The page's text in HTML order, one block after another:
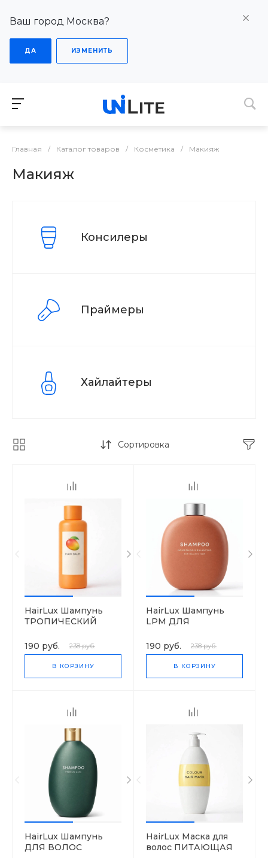
Ваш город Москва?
ДА ИЗМЕНИТЬ
Главная / Каталог товаров / Косметика / Макияж
Макияж
Консилеры
Праймеры
Хайлайтеры
Сортировка
HairLux Шампунь
ТРОПИЧЕСКИЙ
190 руб.
238 руб.
В КОРЗИНУ
HairLux Шампунь
LPM ДЛЯ
ВОЛОС ЯБЛОКО И
ОЛИВА
190 руб. 238 руб.
В КОРЗИНУ
HairLux Шампунь
ДЛЯ ВОЛОС
HairLux Маска для
волос ПИТАЮЩАЯ